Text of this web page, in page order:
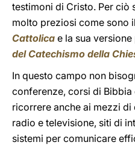
testimoni di Cristo. Per ciò
molto preziosi come sono il
Cattolica e la sua
del Catechismo della
In questo campo non
conferenze, corsi di
ricorrere anche ai mezzi
radio e televisione, siti di
sistemi per comunicare